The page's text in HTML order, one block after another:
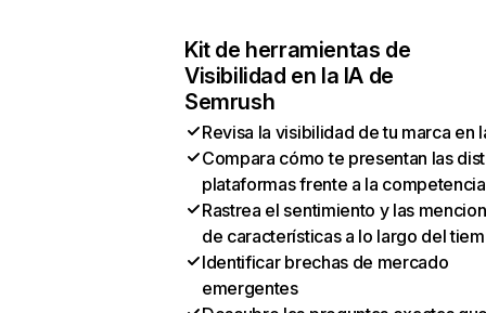
Kit de herramientas de
Visibilidad en la IA de
Semrush
Revisa la visibilidad de tu marca en
Compara cómo te presentan las
plataformas frente a la competencia
Rastrea el sentimiento y las
de características a lo largo del
Identificar brechas de mercado
emergentes